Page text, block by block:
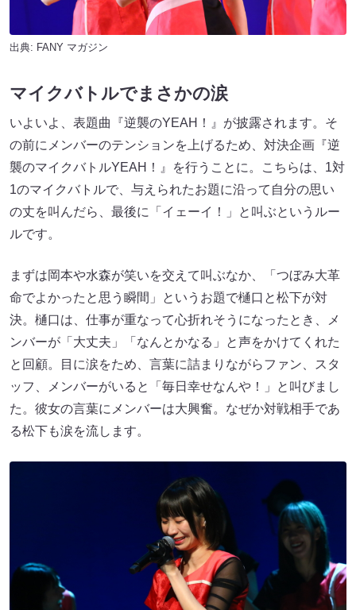
出典: FANY マガジン
マイクバトルでまさかの涙
いよいよ、表題曲『逆襲のYEAH！』が披露されます。そ
の前にメンバーのテンションを上げるため、対決企画『逆
襲のマイクバトルYEAH！』を行うことに。こちらは、1対
1のマイクバトルで、与えられたお題に沿って自分の思い
の丈を叫んだら、最後に「イェーイ！」と叫ぶというルー
ルです。
まずは岡本や水森が笑いを交えて叫ぶなか、「つぼみ大革
命でよかったと思う瞬間」というお題で樋口と松下が対
決。樋口は、仕事が重なって心折れそうになったとき、メ
ンバーが「大丈夫」「なんとかなる」と声をかけてくれた
と回顧。目に涙をため、言葉に詰まりながらファン、スタ
ッフ、メンバーがいると「毎日幸せなんや！」と叫びまし
た。彼女の言葉にメンバーは大興奮。なぜか対戦相手であ
る松下も涙を流します。